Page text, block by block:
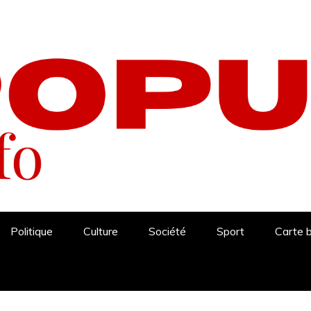
Politique Culture Société Sport Carte